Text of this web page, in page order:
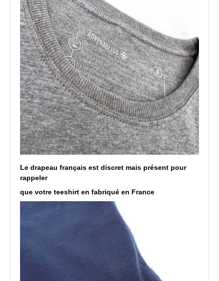
Le drapeau français est discret mais présent pour
rappeler
que votre teeshirt en fabriqué en France